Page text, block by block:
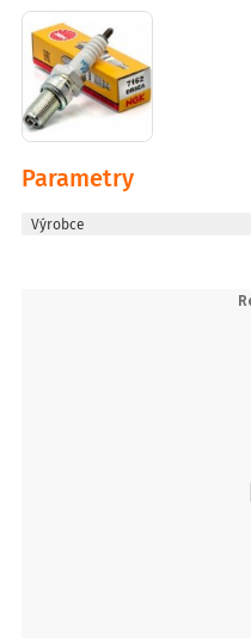
Parametry
Výrobce